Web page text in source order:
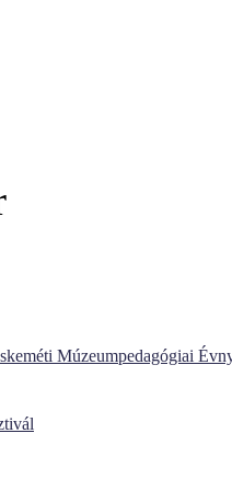
Múzeumpedagógiai